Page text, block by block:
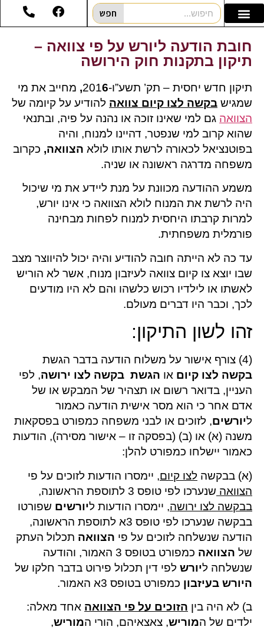
חפש
חובת הודעה ליורש על פי צוואה –
תיקון בתקנות חוק הירושה
תיקון חדש יחסית – תק’ תשע”ו-2016,
מחייב את מי
שמגיש בקשה לצו קיום צוואה להודיע על קיומה של
הצוואה גם למי שאינו זוכה או נהנה על פיה, ובתנאי
שהוא קרוב למי שנפטר, דהיינו למנוח, והיה
בפוטנציאל לכאורה לרשת אותו לולא הצוואה, כקרוב
משפחה מדרגה ראשונה או שניה.
משמע ההודעה מכוונת על מנת ליידע את מי שיכול
היה לרשת את המנוח לולא הצוואה כי אינו יורש,
למרות קרבתו היחסית למנוח לפחות מבחינה
פורמלית משפחתית.
עד כה לא הייתה חובה להודיע והיה יכול להיווצר מצב
שבו יוצא צו קיום צוואה לעיזבון מנוח, אשר לא הוריש
לאשתו או לילדיו רכוש כלשהו והם לא היו מודעים
לכך, וכבר היו דברים מעולם.
זהו לשון התיקון:
(4) צורף אישור על משלוח הודעה בדבר הגשת
בקשה לצו קיום או הגשת בקשה לצו ירושה, לפי
העניין, בדואר רשום או תצהיר של המבקש או של
אדם אחר כי הוא מסר אישית הודעה כאמור
ליורשים, לזוכים או לבני משפחה כמפורט בפסקאות
משנה (א) או (ב) (בפסקה זו – אישור מסירה), הודעות
כאמור יישלחו כמפורט להלן:
(א) בבקשה לצו קיום, יימסרו הודעות לזוכים על פי
הצוואה שנערכו לפי טופס 3 לתוספת הראשונה,
בבקשה לצו ירושה, יימסרו הודעות ליורשים שפורטו
בבקשה שנערכו לפי טופס 3א לתוספת הראשונה,
הודעה שנשלחה לזוכים על פי הצוואה תכלול העתק
של הצוואה
כמפורט בטופס 3 האמור, והודעה
שנשלחה ליורש לפי דין תכלול פירוט בדבר חלקו של
היורש בעיזבון כמפורט בטופס 3א האמור.
ב) לא היה בין הזוכים על פי הצוואה אחד מאלה:
ילדים של המוריש, צאצאיהם, הורי המוריש,